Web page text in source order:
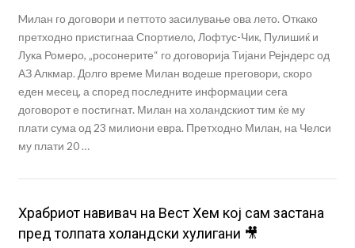
Mилан го договори и петтото засилување ова лето. Откако
претходно пристигнаа Спортиело, Лофтус-Чик, Пулишиќ и
Лука Ромеро, „росонерите“ го договорија Тијани Рејндерс од
АЗ Алкмар. Долго време Милан водеше преговори, скоро
еден месец, а според последните информации сега
договорот е постигнат. Милан на холандскиот тим ќе му
плати сума од 23 милиони евра. Претходно Милан, на Челси
му плати 20 …
Храбриот навивач на Вест Хем кој сам застана
пред толпата холандски хулигани 🎥